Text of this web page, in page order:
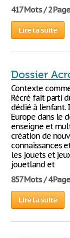
417 Mots / 2
Lire la suite
Dossier
Contexte
Récré fait parti
dédié à
Europe dans le
enseigne et
création de
connaissances
les jouets et
jouetland et
857 Mots / 4
Lire la suite